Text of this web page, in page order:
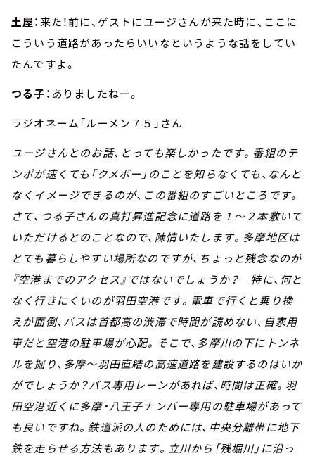
土屋：来た！前に、ゲストにユージさんが来た時に、ここに
こういう道路があったらいいなというような話をしてい
たんですよ。
つる子： ありましたねー。
ラジオネーム「ルーメン７５」さん
ユージさんとのお話、とっても楽しかったです。番組のテ
ンポが速くても「クメボー」のことを知らなくても、なんと
なくイメージできるのが、この番組のすごいところです。
さて、つる子さんの真打昇進記念に道路を１～２本敷いて
いただけるとのことなので、陳情いたします。多摩地区は
とても暮らしやすい場所なのですが、ちょっと残念なのが
『空港までのアクセス』ではないでしょうか？ 特に、何と
なく行きにくいのが羽田空港です。電車で行くと乗り換
えが面倒、バスは首都高の渋滞で時間が読めない、自家用
車だと空港の駐車場が心配。そこで、多摩川の下にトンネ
ルを掘り、多摩～羽田直結の高速道路を建設するのはいか
がでしょうか？バス専用レーンがあれば、時間は正確。羽
田空港近くに多摩・八王子ナンバー専用の駐車場があって
も良いですね。鉄道派の人のためには、中央分離帯に地下
鉄を走らせる方法もあります。立川から「残堀川」に沿っ